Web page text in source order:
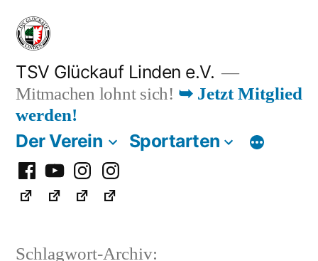
Zum
Inhalt
springen
TSV Glückauf Linden e.V.
Mitmachen lohnt sich! ➥ Jetzt Mitglied
werden!
Der Verein Sportarten
Facebook
YoutubeInstagramInstagram
Fußball
Schlagwort-Archiv: